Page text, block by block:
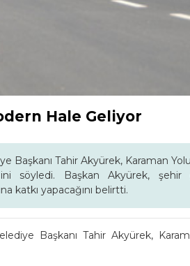
Hale Geliyor
Başkanı Tahir Akyürek, Karaman
söyledi. Başkan Akyürek,
katkı yapacağını belirtti.
Başkanı Tahir Akyürek,